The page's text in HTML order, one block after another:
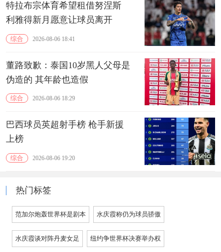
特拉布宗体育希望租借努涅斯
利雅得新月愿意让球员离开
综合 2026-08-06 18:41
董路致歉：泰国10岁黑人父母是
伪造的 其年龄也造假
综合 2026-08-06 18:29
巴西球员英超射手榜 枪手新援
上榜
综合 2026-08-06 19:20
热门标签
范加尔炮轰世界杯是剧本 水庆霞称仍为球员骄傲
水庆霞谈对阵丹麦女足 纽约争世界杯决赛举办权